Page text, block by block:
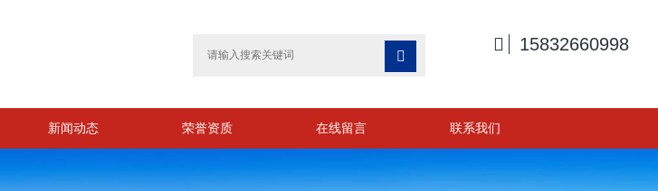

 15832660998
新闻动态 荣誉资质 在线留言 联系我们